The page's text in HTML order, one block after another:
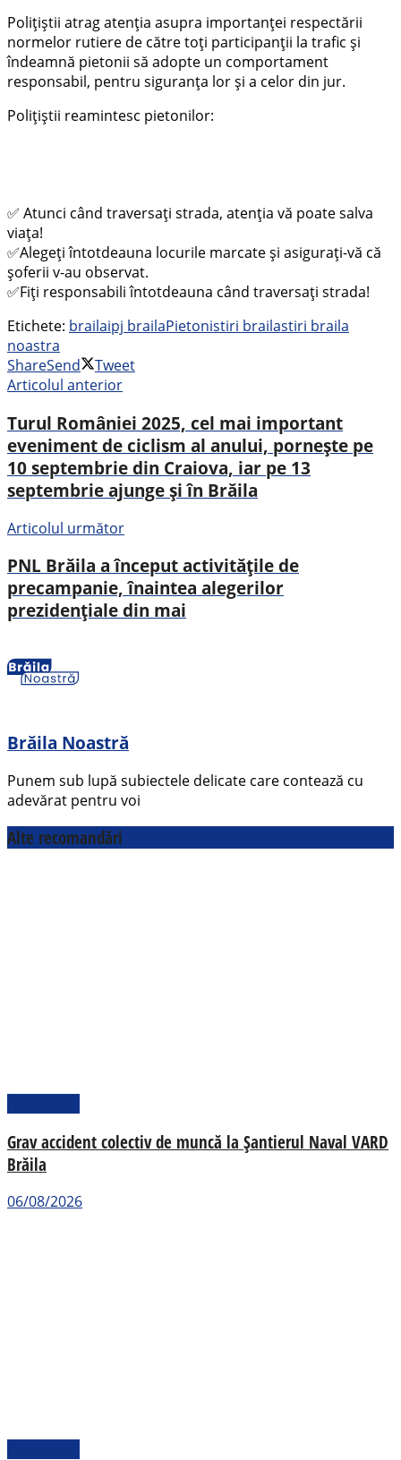
Polițiștii atrag atenția asupra importanței respectării
normelor rutiere de către toți participanții la trafic și
îndeamnă pietonii să adopte un comportament
responsabil, pentru siguranța lor și a celor din jur.
Polițiștii reamintesc pietonilor:
✅ Atunci când traversați strada, atenția vă poate salva
viața!
✅Alegeți întotdeauna locurile marcate și asigurați-vă că
șoferii v-au observat.
✅Fiți responsabili întotdeauna când traversați strada!
Etichete: brailaipj brailaPietonistiri brailastiri braila
noastra
ShareSend
Tweet
Articolul anterior
Turul României 2025, cel mai important
eveniment de ciclism al anului, pornește pe
10 septembrie din Craiova, iar pe 13
septembrie ajunge și în Brăila
Articolul următor
PNL Brăila a început activitățile de
precampanie, înaintea alegerilor
prezidențiale din mai
Brăila Noastră
Punem sub lupă subiectele delicate care contează cu
adevărat pentru voi
Alte recomandări
Grav accident colectiv de muncă la Șantierul Naval VARD
Brăila
06/08/2026